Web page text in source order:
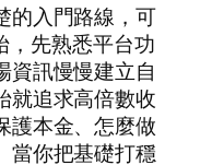
的入門路線，可
，先熟悉平台功
資訊慢慢建立自
就追求高倍數收
護本金、怎麼做
當你把基礎打穩